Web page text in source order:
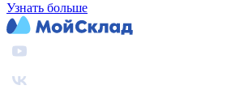
Узнать больше